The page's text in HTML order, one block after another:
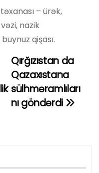
– ürək,
nazik
qişası.
Qırğızıstan da
Qazaxıstana
sülhməramlıları
nı göndərdi